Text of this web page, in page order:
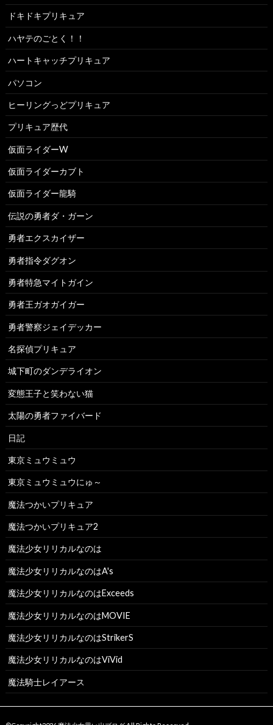
ドキドキプリキュア
ハヤテのごとく！！
ハートキャッチプリキュア
パソコン
ヒーリングっどプリキュア
プリキュア歴代
仮面ライダーW
仮面ライダーカブト
仮面ライダー龍騎
伝説の勇者ダ・ガーン
勇者エクスカイザー
勇者指令ダグオン
勇者特急マイトガイン
勇者王ガオガイガー
勇者警察ジェイデッカー
名探偵プリキュア
城下町のダンデライオン
変態王子と笑わない猫
太陽の勇者ファイバード
日記
東京ミュウミュウ
東京ミュウミュウにゅ～
魔法つかいプリキュア
魔法つかいプリキュア2
魔法少女リリカルなのは
魔法少女リリカルなのはA's
魔法少女リリカルなのはExceeds
魔法少女リリカルなのはMOVIE
魔法少女リリカルなのはStrikerS
魔法少女リリカルなのはViVid
魔法騎士レイアース